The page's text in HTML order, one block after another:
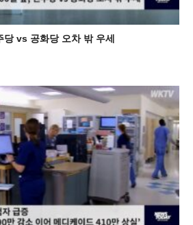
당 vs 공화당 오차 밖 우세